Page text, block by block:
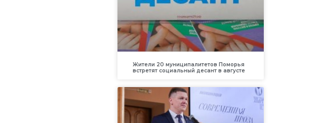
Жители 20 муниципалитетов Поморья
встретят социальный десант в августе